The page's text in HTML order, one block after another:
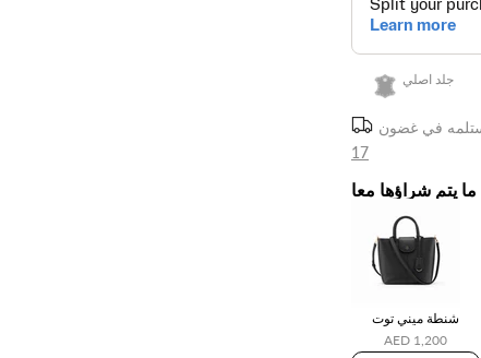
جلد اصلي
17
ما يتم شراؤها معا
شنطة ميني توت
AED 1,200